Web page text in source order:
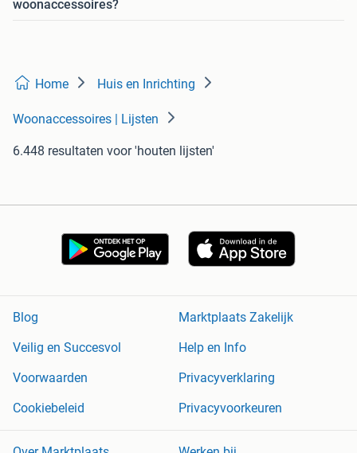
woonaccessoires?
Home Huis en Inrichting
Woonaccessoires | Lijsten
6.448 resultaten voor 'houten lijsten'
Blog
Marktplaats Zakelijk
Veilig en Succesvol
Help en Info
Voorwaarden
Privacyverklaring
Cookiebeleid
Privacyvoorkeuren